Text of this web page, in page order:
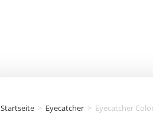
Startseite > Eyecatcher > Eyecatcher